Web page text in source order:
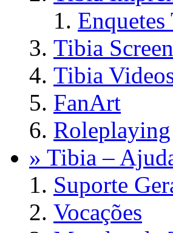
Tibia
Tibia
FanArt
Roleplaying
» Tibia –
Suporte
Vocações